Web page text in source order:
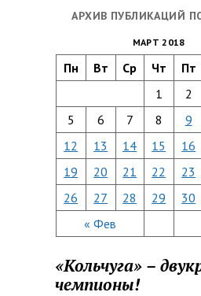
АРХИВ ПУБЛИКАЦИЙ
МАРТ 2018
Пн Вт Ср Чт Пт
« Фев
1 2
5
6 7 8 9
12
13 14 15 16
19
20 21 22 23
26
27 28 29 30
«Кольчуга» –
чемпионы!